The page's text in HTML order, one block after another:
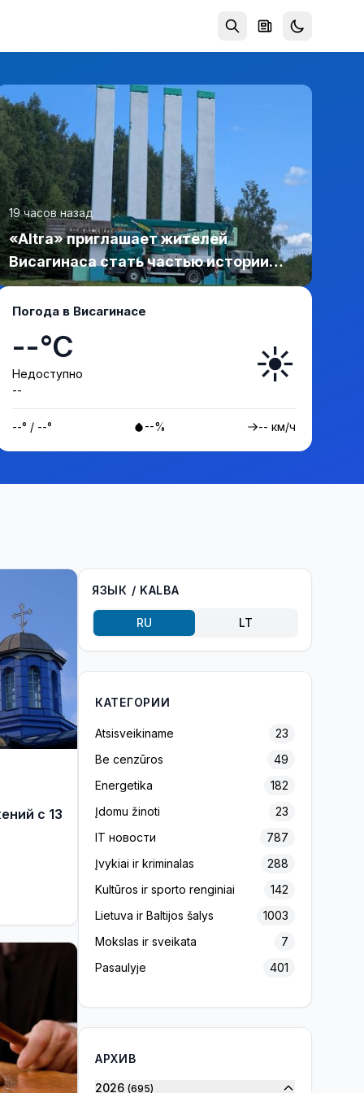
19 часов назад
«Altra» приглашает жителей
Висагинаса стать частью истории
обновлённой стелы
Погода в Висагинасе
--°C
Недоступно
--
☀️
--° / --° --% -- км/ч
с 13
ЯЗЫК / KALBA
RU LT
КАТЕГОРИИ
Atsisveikiname
23
Be cenzūros
49
Energetika
182
Įdomu žinoti
23
IT новости
787
Įvykiai ir kriminalas
288
Kultūros ir sporto renginiai
142
Lietuva ir Baltijos šalys
1003
Mokslas ir sveikata
7
Pasaulyje
401
АРХИВ
2026 (695)